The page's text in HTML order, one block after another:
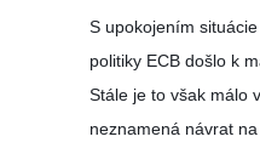
S upokojením
politiky ECB došlo k
Stále je to však málo
neznamená návrat